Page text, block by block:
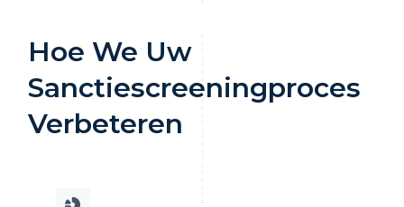
Hoe We Uw
Sanctiescreeningproces
Verbeteren